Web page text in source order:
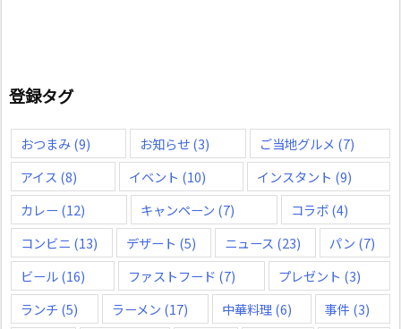
登録タグ
おつまみ(9) お知らせ(3) ご当地グルメ (7)
アイス (8) イベント (10) インスタント (9)
カレー (12) キャンペーン (7) コラボ(4)
コンビニ (13) デザート (5) ニュース (23) パン (7)
ビール(16) ファストフード (7) プレゼント (3)
ランチ (5) ラーメン (17) 中華料理(6) 事件 (3)